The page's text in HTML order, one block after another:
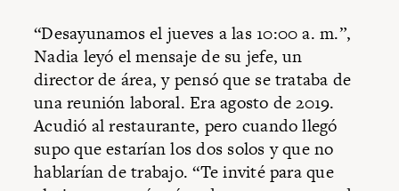
“Desayunamos el jueves a las 10:00 a. m.”,
Nadia leyó el mensaje de su jefe, un
director de área, y pensó que se trataba de
una reunión laboral. Era agosto de 2019.
Acudió al restaurante, pero cuando llegó
supo que estarían los dos solos y que no
hablarían de trabajo. “Te invité para que